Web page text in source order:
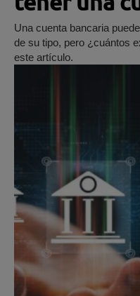
Una cuenta bancaria
de su tipo, pero ¿cuántos
este artículo.